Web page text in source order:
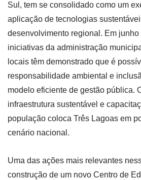
Sul, tem se consolidado como um
aplicação de tecnologias
desenvolvimento regional. Em
iniciativas da administração
locais têm demonstrado que é
responsabilidade ambiental e
modelo eficiente de gestão pública.
infraestrutura sustentável e
população coloca Três Lagoas em
cenário nacional.
Uma das ações mais relevantes
construção de um novo Centro de